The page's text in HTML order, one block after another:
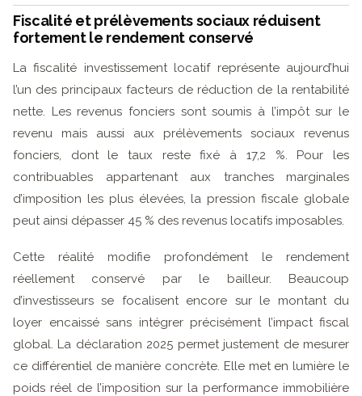
Fiscalité et prélèvements sociaux réduisent
fortement le rendement conservé
La fiscalité investissement locatif représente aujourd’hui
l’un des principaux facteurs de réduction de la rentabilité
nette. Les revenus fonciers sont soumis à l’impôt sur le
revenu mais aussi aux prélèvements sociaux revenus
fonciers, dont le taux reste fixé à 17,2 %. Pour les
contribuables appartenant aux tranches marginales
d’imposition les plus élevées, la pression fiscale globale
peut ainsi dépasser 45 % des revenus locatifs imposables.
Cette réalité modifie profondément le rendement
réellement conservé par le bailleur. Beaucoup
d’investisseurs se focalisent encore sur le montant du
loyer encaissé sans intégrer précisément l’impact fiscal
global. La déclaration 2025 permet justement de mesurer
ce différentiel de manière concrète. Elle met en lumière le
poids réel de l’imposition sur la performance immobilière